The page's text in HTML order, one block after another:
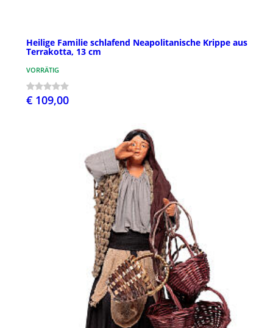
Heilige Familie schlafend Neapolitanische Krippe aus
Terrakotta, 13 cm
VORRÄTIG
€ 109,00